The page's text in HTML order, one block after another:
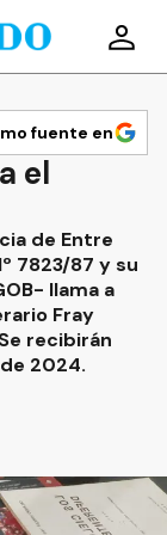
fuente en
el
de Entre
7823/87 y su
llama a
Fray
recibirán
2024.